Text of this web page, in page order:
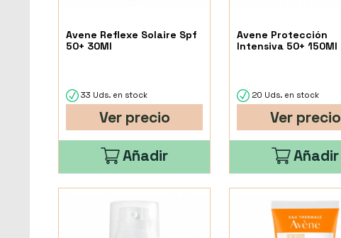
Avene Reflexe Solaire Spf
50+ 30Ml
33 Uds. en stock
Ver precio
Añadir
Avene Protección
Intensiva 50+ 150Ml
20 Uds. en stock
Ver precio
Añadir